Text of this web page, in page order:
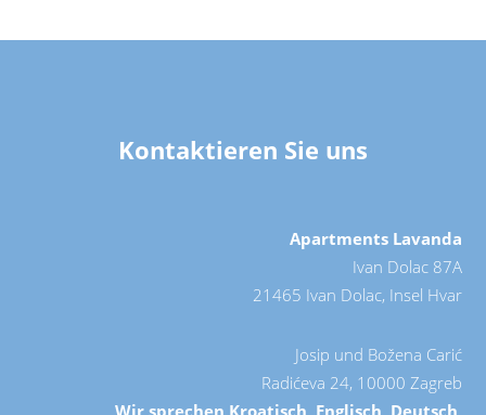
Kontaktieren Sie uns
Apartments Lavanda
Ivan Dolac 87A
21465 Ivan Dolac, Insel Hvar
Josip und Božena Carić
Radićeva 24, 10000 Zagreb
Wir sprechen Kroatisch, Englisch, Deutsch,